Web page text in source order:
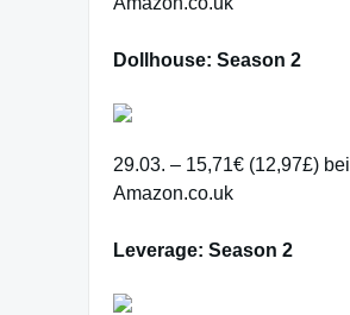
Dollhouse: Season 2
29.03. – 15,71€ (12,97£) bei
Amazon.co.uk
Leverage: Season 2